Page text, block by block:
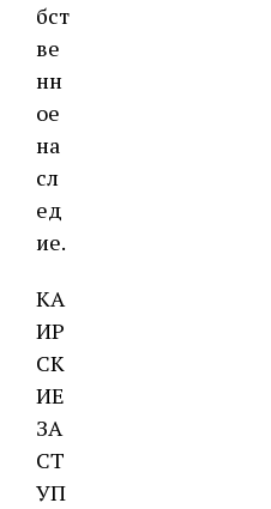
бст
ве
нн
ое
на
сл
ед
ие.
КА
ИР
СК
ИЕ
ЗА
СТ
УП